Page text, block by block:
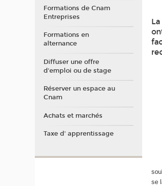
se
Formations de Cnam
Entreprises
Formations en
alternance
Diffuser une offre
d'emploi ou de stage
Réserver un espace au
Cnam
Achats et marchés
Taxe d' apprentissage